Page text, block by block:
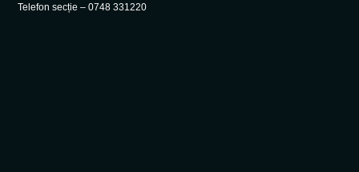
Telefon secție – 0748 331220